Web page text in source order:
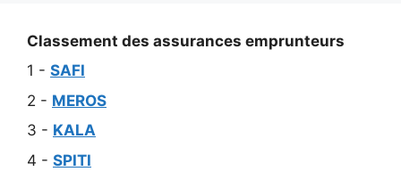
Classement des assurances emprunteurs
1 - SAFI
2 - MEROS
3 - KALA
4 - SPITI